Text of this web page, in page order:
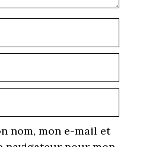
nom, mon e-mail et